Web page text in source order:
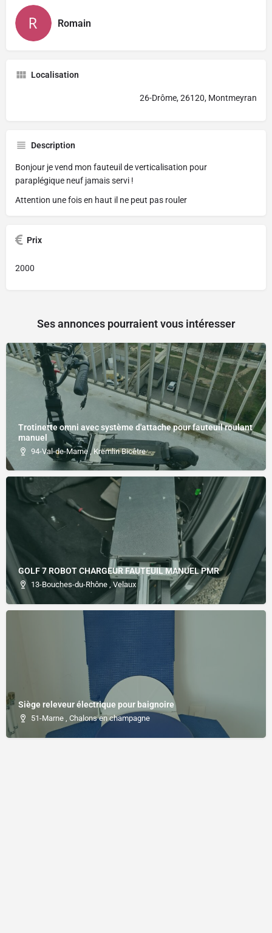
Romain
Localisation
26-Drôme, 26120, Montmeyran
Description
Bonjour je vend mon fauteuil de verticalisation pour
paraplégique neuf jamais servi !
Attention une fois en haut il ne peut pas rouler
Prix
2000
Ses annonces pourraient vous intéresser
Trotinette omni avec système d'attache pour fauteuil roulant
manuel
94-Val-de-Marne , Kremlin Bicêtre
GOLF 7 ROBOT CHARGEUR FAUTEUIL MANUEL PMR
13-Bouches-du-Rhône , Velaux
Siège releveur électrique pour baignoire
51-Marne , Chalons en champagne